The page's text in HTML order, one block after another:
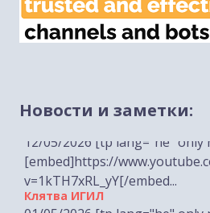
Новости и заметки:
12/05/2026 [tp lang="he" only
v=1kTH7xRL_yY[/embed...
Клятва ИГИЛ
01/05/2026 [tp lang="he" only
[embed]https://